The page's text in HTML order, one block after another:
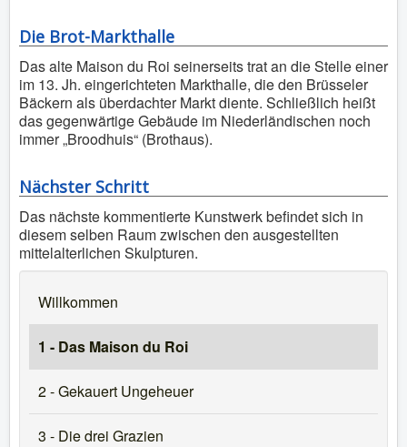
Die Brot-Markthalle
Das alte Maison du Roi seinerseits trat an die Stelle einer
im 13. Jh. eingerichteten Markthalle, die den Brüsseler
Bäckern als überdachter Markt diente. Schließlich heißt
das gegenwärtige Gebäude im Niederländischen noch
immer „Broodhuis“ (Brothaus).
Nächster Schritt
Das nächste kommentierte Kunstwerk befindet sich in
diesem selben Raum zwischen den ausgestellten
mittelalterlichen Skulpturen.
Willkommen
1 - Das Maison du Roi
2 - Gekauert Ungeheuer
3 - Die drei Grazien